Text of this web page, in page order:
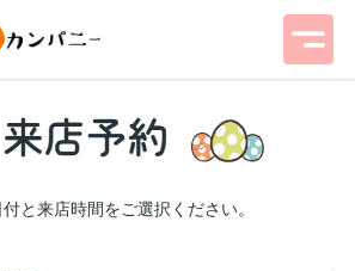
と来店時間をご選択ください。